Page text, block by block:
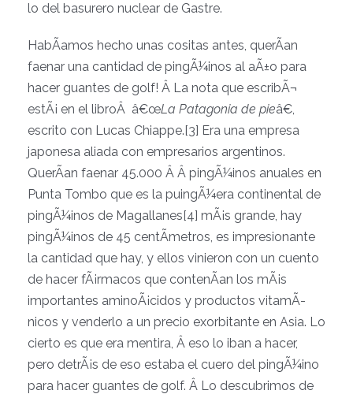
lo del basurero nuclear de Gastre.
HabÃ­amos hecho unas cositas antes, querÃ­an
faenar una cantidad de pingÃ¼inos al aÃ±o para
hacer guantes de golf! Â La nota que escribÃ¬
estÃ¡ en el libroÂ â€œLa Patagonia de pieâ€,
escrito con Lucas Chiappe.[3] Era una empresa
japonesa aliada con empresarios argentinos.
QuerÃ­an faenar 45.000 Â Â pingÃ¼inos anuales en
Punta Tombo que es la puingÃ¼era continental de
pingÃ¼inos de Magallanes[4] mÃ¡s grande, hay
pingÃ¼inos de 45 centÃ­metros, es impresionante
la cantidad que hay, y ellos vinieron con un cuento
de hacer fÃ¡rmacos que contenÃ­an los mÃ¡s
importantes aminoÃ¡cidos y productos vitamÃ­
nicos y venderlo a un precio exorbitante en Asia. Lo
cierto es que era mentira, Â eso lo iban a hacer,
pero detrÃ¡s de eso estaba el cuero del pingÃ¼ino
para hacer guantes de golf. Â Lo descubrimos de